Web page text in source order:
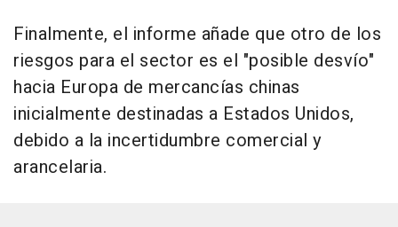
Finalmente, el informe añade que otro de los
riesgos para el sector es el "posible desvío"
hacia Europa de mercancías chinas
inicialmente destinadas a Estados Unidos,
debido a la incertidumbre comercial y
arancelaria.